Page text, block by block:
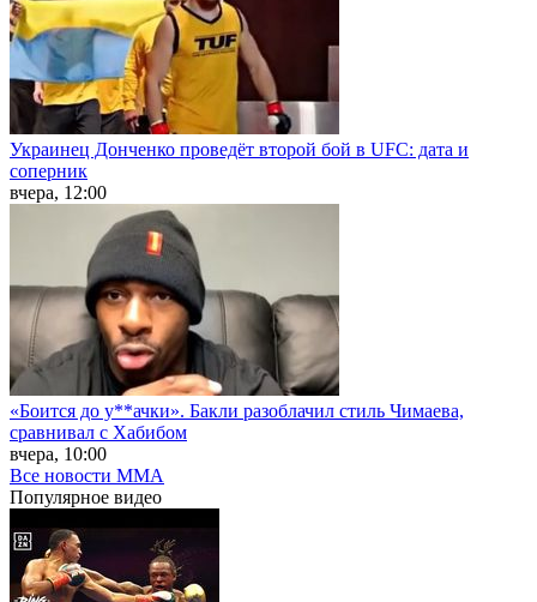
Украинец Донченко проведёт второй бой в UFC: дата и
соперник
вчера, 12:00
«Боится до у**ачки». Бакли разоблачил стиль Чимаева,
сравнивал с Хабибом
вчера, 10:00
Все новости MMA
Популярное видео